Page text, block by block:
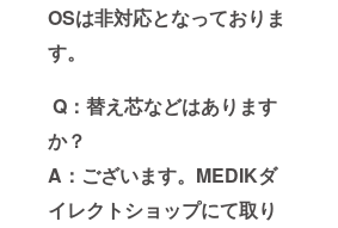
OSは非対応となっておりま
す。
Q：替え芯などはあります
か？
A：ございます。MEDIKダ
イレクトショップにて取り